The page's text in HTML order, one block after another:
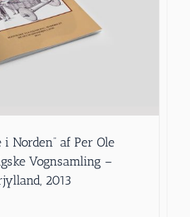
i Norden” af Per Ole
Vognsamling –
2013